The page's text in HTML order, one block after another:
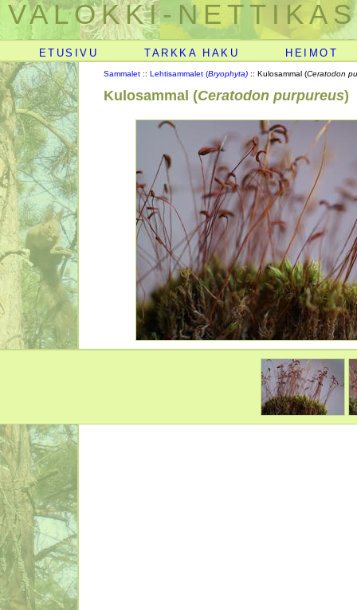
VALOKKI-
ETUSIVU TARKKA HAKU HEIMOT
Sammalet :: Lehtisammalet (Bryophyta) :: Kulosammal (Ceratodon
Kulosammal (Ceratodon purpureus)